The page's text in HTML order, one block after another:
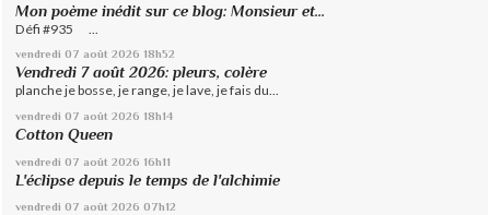
Mon poème inédit sur ce blog: Monsieur et...
Défi #935 ...
vendredi 07 août 2026 18h52
Vendredi 7 août 2026: pleurs, colère
planche je bosse, je range, je lave, je fais du...
vendredi 07 août 2026 18h14
Cotton Queen
vendredi 07 août 2026 16h11
L'éclipse depuis le temps de l'alchimie
vendredi 07 août 2026 07h12